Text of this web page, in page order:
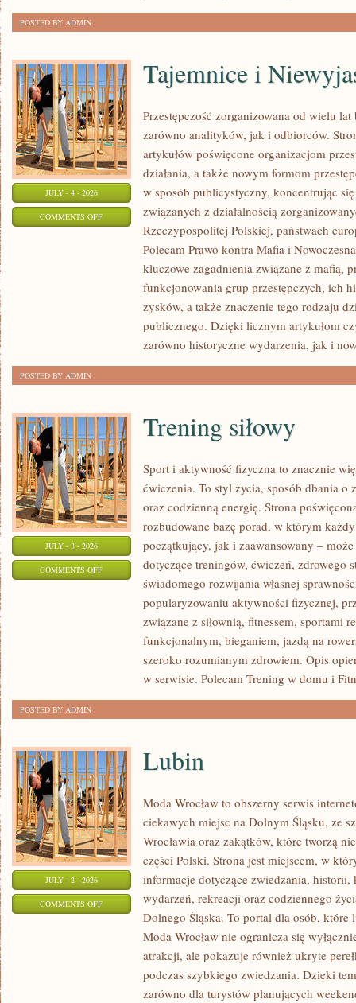
POSTED BY ADMIN
JULY - 4 - 2026
COMMENTS OFFON
TAJEMNICE
NIEWYJAŚNIONE
Tajemnice i
Przestępczość zorganizowana od wielu
zarówno analityków, jak i odbiorców.
artykułów poświęcone organizacjom
działania, a także nowym formom
w sposób publicystyczny, koncentrując
związanych z działalnością
Rzeczypospolitej Polskiej, państwach
Polecam Prawo kontra Mafia i
kluczowe zagadnienia związane z mafią,
funkcjonowania grup przestępczych, ich
zysków, a także znaczenie tego rodzaju
publicznego. Dzięki licznym artykułom
zarówno historyczne wydarzenia, jak i
POSTED BY ADMIN
JULY - 3 - 2026
COMMENTS OFFON
Trening siłowy
Sport i aktywność fizyczna to znacznie
ćwiczenia. To styl życia, sposób dbania o
oraz codzienną energię. Strona
rozbudowane bazę porad, w którym
początkujący, jak i zaawansowany –
dotyczące treningów, ćwiczeń, zdrowego
świadomego rozwijania własnej
popularyzowaniu aktywności fizycznej,
związane z siłownią, fitnessem, sportami
funkcjonalnym, bieganiem, jazdą na
szeroko rozumianym zdrowiem. Opis
w serwisie. Polecam Trening w domu i
POSTED BY ADMIN
JULY - 2 - 2026
COMMENTS OFFON
Lubin
Moda Wrocław to obszerny serwis
ciekawych miejsc na Dolnym Śląsku, ze
Wrocławia oraz zakątków, które tworzą
części Polski. Strona jest miejscem, w
informacje dotyczące zwiedzania,
wydarzeń, rekreacji oraz codziennego
Dolnego Śląska. To portal dla osób,
Moda Wrocław nie ogranicza się
atrakcji, ale pokazuje również ukryte
podczas szybkiego zwiedzania. Dzięki
zarówno dla turystów planujących